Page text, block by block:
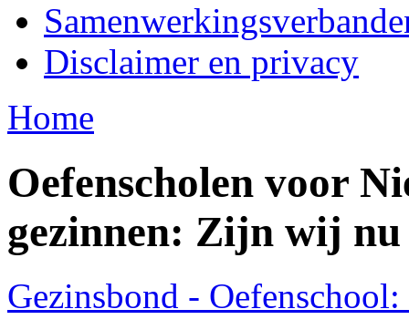
Disclaimer en privacy
You are here
Home
Oefenscholen voor
gezinnen: Zijn wij
Gezinsbond -